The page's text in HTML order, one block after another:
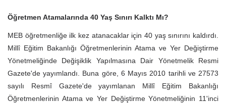
Öğretmen Atamalarında 40 Yaş Sınırı Kalktı Mı?
MEB öğretmenliğe ilk kez atanacaklar için 40 yaş sınırını kaldırdı.
Millî Eğitim Bakanlığı Öğretmenlerinin Atama ve Yer Değiştirme
Yönetmeliğinde Değişiklik Yapılmasına Dair Yönetmelik Resmi
Gazete'de yayımlandı. Buna göre, 6 Mayıs 2010 tarihli ve 27573
sayılı Resmî Gazete'de yayımlanan Millî Eğitim Bakanlığı
Öğretmenlerinin Atama ve Yer Değiştirme Yönetmeliğinin 11'inci